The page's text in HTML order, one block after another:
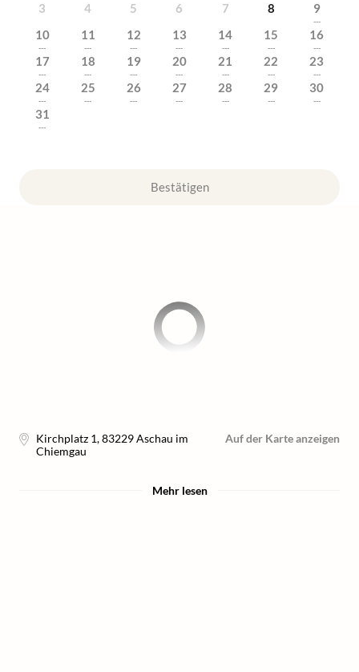
3
4 5 6 7 8 9
---
10
---
11
---
12
---
13
---
14
---
15
---
16
---
17
---
18
---
19
---
20
---
21
---
22
---
23
---
24
---
25
---
26
---
27
---
28
---
29
---
30
---
31
---
Bestätigen
Kirchplatz 1,83229Aschau im
Chiemgau
Auf der Karte anzeigen
Mehr lesen